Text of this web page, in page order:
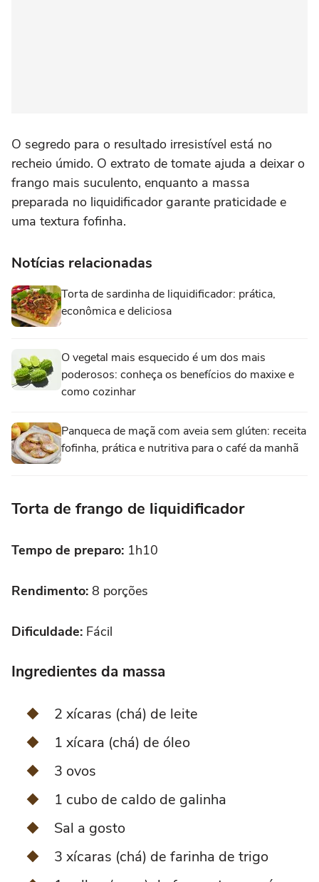
O segredo para o resultado irresistível está no
recheio úmido. O extrato de tomate ajuda a deixar o
frango mais suculento, enquanto a massa
preparada no liquidificador garante praticidade e
uma textura fofinha.
Notícias relacionadas
Torta de sardinha de liquidificador: prática,
econômica e deliciosa
O vegetal mais esquecido é um dos mais
poderosos: conheça os benefícios do maxixe e
como cozinhar
Panqueca de maçã com aveia sem glúten: receita
fofinha, prática e nutritiva para o café da manhã
Torta de frango de liquidificador
Tempo de preparo: 1h10
Rendimento: 8 porções
Dificuldade: Fácil
Ingredientes da massa
2 xícaras (chá) de leite
1 xícara (chá) de óleo
3 ovos
1 cubo de caldo de galinha
Sal a gosto
3 xícaras (chá) de farinha de trigo